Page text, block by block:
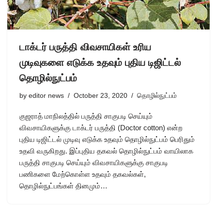
டாக்டர் பருத்தி விவசாயிகள் உரிய
முடிவுகளை எடுக்க உதவும் புதிய டிஜிட்டல்
தொழில்நுட்பம்
by editor news October 23, 2020 தொழில்நுட்பம்
குஜராத் மாநிலத்தில் பருத்தி சாகுபடி செய்யும்
விவசாயிகளுக்கு டாக்டர் பருத்தி (Doctor cotton) என்ற
புதிய டிஜிட்டல் முடிவு எடுக்க உதவும் தொழில்நுட்பம் பெரிதும்
உதவி வருகிறது. இப்புதிய தகவல் தொழில்நுட்பம் வாயிலாக
பருத்தி சாகுபடி செய்யும் விவசாயிகளுக்கு சாகுபடி
பணிகளை மேற்கொள்ள உதவும் தகவல்கள்,
தொழில்நுட்பங்கள் தினமும்…